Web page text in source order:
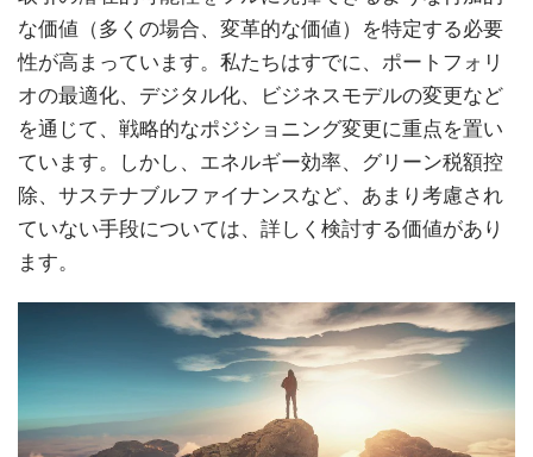
な価値（多くの場合、変革的な価値）を特定する必要
性が高まっています。私たちはすでに、ポートフォリ
オの最適化、デジタル化、ビジネスモデルの変更など
を通じて、戦略的なポジショニング変更に重点を置い
ています。しかし、エネルギー効率、グリーン税額控
除、サステナブルファイナンスなど、あまり考慮され
ていない手段については、詳しく検討する価値があり
ます。